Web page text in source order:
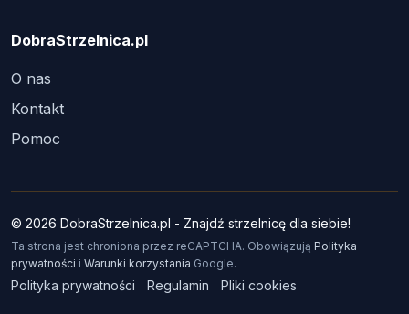
DobraStrzelnica.pl
O nas
Kontakt
Pomoc
© 2026 DobraStrzelnica.pl - Znajdź strzelnicę dla siebie!
Ta strona jest chroniona przez reCAPTCHA. Obowiązują Polityka
prywatności i Warunki korzystania Google.
Polityka prywatności Regulamin Pliki cookies